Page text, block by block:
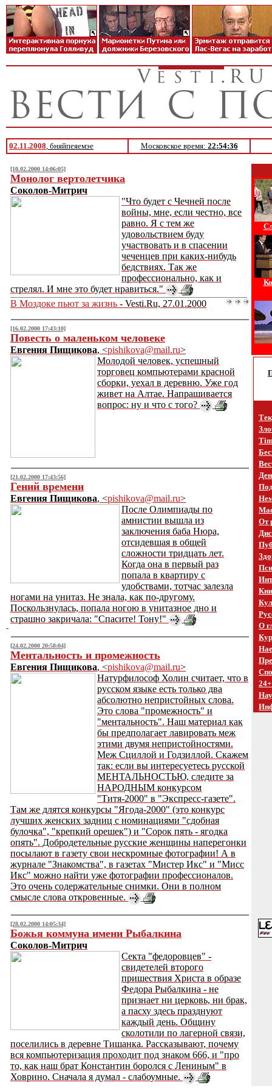
02.11.2008, бняйпеяемэе Московское время: 22:54:36
[10.02.2000 14:06:05]
Монолог вертолетчика
Соколов-Митрич
"Что будет с Чечней после
войны, мне, если честно, все
равно. Я с тем же
удовольствием буду
участвовать и в спасении
чеченцев при каких-нибудь
бедствиях. Так же
профессионально, как и
стрелял. И мне это будет нравиться."
В Моздоке пьют за жизнь - Vesti.Ru, 27.01.2000
[16.02.2000 17:43:10]
Повесть о маленьком человеке
Евгения Пищикова, <pishikova@mail.ru>
Молодой человек, успешный
торговец компьютерами красной
сборки, уехал в деревню. Уже год
живет на Алтае. Напрашивается
вопрос: ну и что с того?
[21.02.2000 17:43:56]
Гений времени
Евгения Пищикова, <pishikova@mail.ru>
После Олимпиады по
амнистии вышла из
заключения баба Нюра,
отсидевшая в общей
сложности тридцать лет.
Когда она в первый раз
попала в квартиру с
удобствами, тотчас залезла
ногами на унитаз. Не знала, как по-другому.
Поскользнулась, попала ногою в унитазное дно и
страшно закричала: "Спасите! Тону!"
[24.02.2000 20:58:04]
Ментальность и промежность
Евгения Пищикова, <pishikova@mail.ru>
Натурфилософ Холин считает, что в
русском языке есть только два
абсолютно непристойных слова.
Это слова "промежность" и
"ментальность". Наш материал как
бы предполагает лавировать меж
этими двумя непристойностями.
Меж Сциллой и Годзиллой. Скажем
так: если вы интересуетесь русской
МЕНТАЛЬНОСТЬЮ, следите за
НАРОДНЫМ конкурсом
"Титя-2000" в "Экспресс-газете".
Там же длятся конкурсы "Ягода-2000" (это конкурс
лучших женских задниц с номинациями "сдобная
булочка", "крепкий орешек") и "Сорок пять - ягодка
опять". Добродетельные русские женщины наперегонки
посылают в газету свои нескромные фотографии! А в
журнале "Знакомства", в газетах "Мистер Икс" и "Мисс
Икс" можно найти уже фотографии профессионалов.
Это очень содержательные снимки. Они в полном
смысле слова откровенные.
[28.02.2000 14:05:34]
Божья коммуна имени Рыбалкина
Соколов-Митрич
Cекта "федоровцев" -
свидетелей второго
пришествия Христа в образе
Федора Рыбалкина - не
признает ни церковь, ни брак,
а пасху здесь празднуют
каждый день. Общину
сколотили по лагерной связи,
поселились в деревне Тишанка. Рассказывают, почему
вся компьютеризация проходит под знаком 666, и "про
то, как наш брат Константин боролся с Лениным" в
Ховрино. Сначала я думал - слабоумные.
От
О